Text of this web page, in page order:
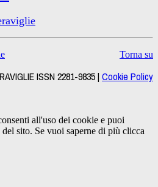
Torna su
ISSN 2281-9835 | Cookie Policy
all'uso dei cookie e puoi
sito. Se vuoi saperne di più clicca